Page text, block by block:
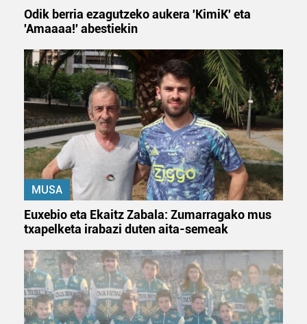
Odik berria ezagutzeko aukera 'KimiK' eta
'Amaaaa!' abestiekin
MUSA
Euxebio eta Ekaitz Zabala: Zumarragako mus
txapelketa irabazi duten aita-semeak